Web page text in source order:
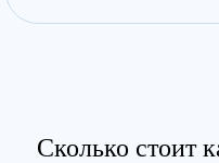
Сколько стоит